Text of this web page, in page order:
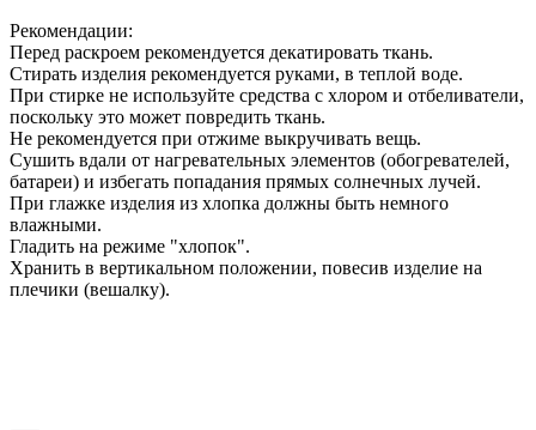
Рекомендации:
Перед раскроем рекомендуется декатировать ткань.
Стирать изделия рекомендуется руками, в теплой воде.
При стирке не используйте средства с хлором и отбеливатели,
поскольку это может повредить ткань.
Не рекомендуется при отжиме выкручивать вещь.
Сушить вдали от нагревательных элементов (обогревателей,
батареи) и избегать попадания прямых солнечных лучей.
При глажке изделия из хлопка должны быть немного
влажными.
Гладить на режиме "хлопок".
Хранить в вертикальном положении, повесив изделие на
плечики (вешалку).